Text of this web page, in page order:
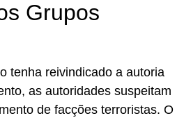
Grupos
tenha reivindicado a autoria
as autoridades suspeitam
de facções terroristas. O